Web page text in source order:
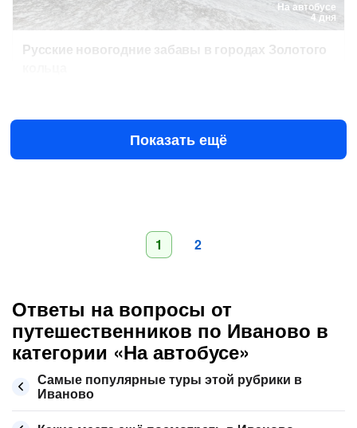
На автобусе
4 дня
Русские новогодние забавы в городах Золотого
41 900 ₽ за человека
Показать ещё
1 2
Ответы на вопросы от
путешественников по Иваново в
категории «На автобусе»
Самые популярные туры этой рубрики в
Иваново